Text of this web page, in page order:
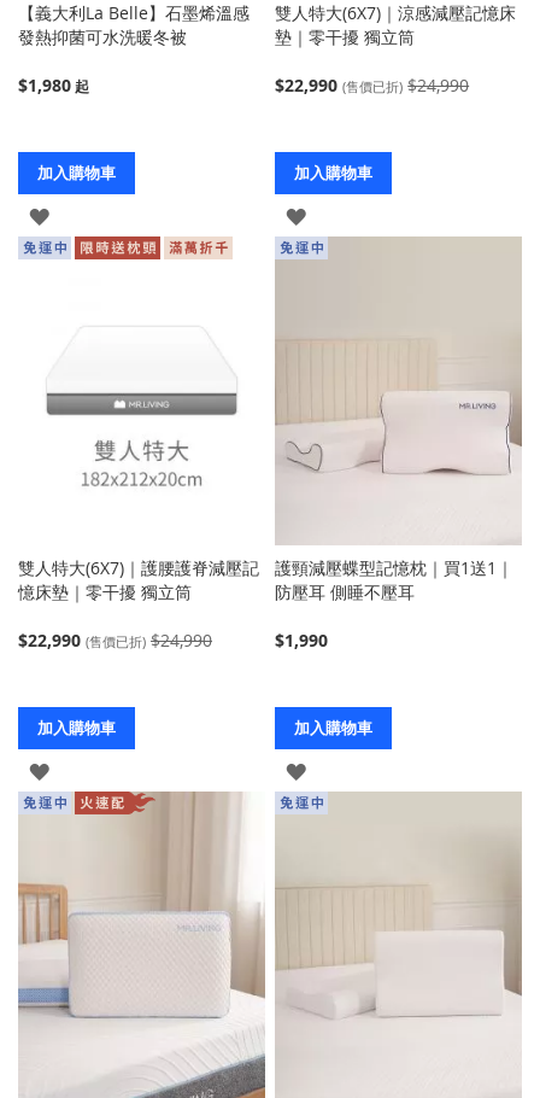
【義大利La Belle】石墨烯溫感
發熱抑菌可水洗暖冬被
$1,980
加入購物車
登
入
雙人特大(6X7)｜涼感減壓記憶床
墊｜零干擾 獨立筒
$22,990 (售價已折) $24,990
加入購物車
登
入
雙人特大(6X7)｜護腰護脊減壓記
憶床墊｜零干擾 獨立筒
$22,990 (售價已折) $24,990
加入購物車
登
入
護頸減壓蝶型記憶枕｜買1送1｜
防壓耳 側睡不壓耳
$1,990
加入購物車
登
入